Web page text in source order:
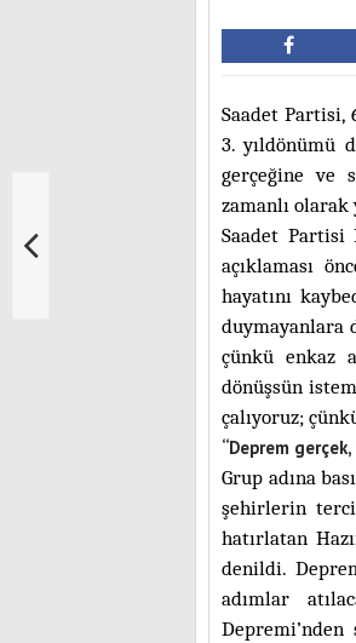
Saadet
3. yıldönümü
gerçeğine ve
zamanlı olarak
Saadet
açıklaması
hayatını
duymayanlara
çünkü enkaz
dönüşsün
çalıyoruz;
“Deprem
Grup adına
şehirlerin
hatırlatan
denildi.
adımlar